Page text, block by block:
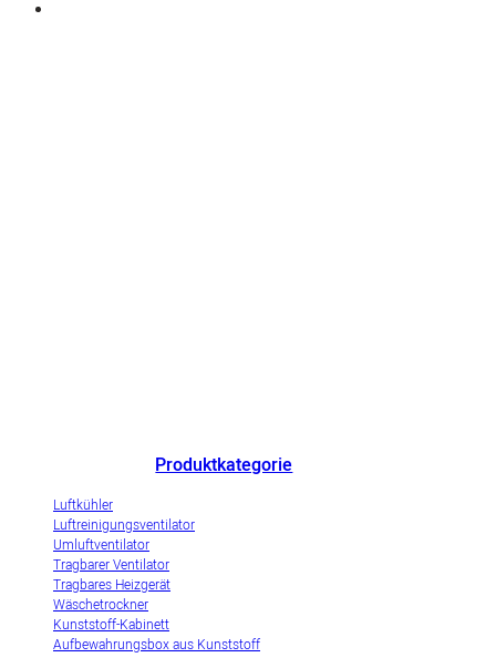
Produktkategorie
Luftkühler
Luftreinigungsventilator
Umluftventilator
Tragbarer Ventilator
Tragbares Heizgerät
Wäschetrockner
Kunststoff-Kabinett
Aufbewahrungsbox aus Kunststoff